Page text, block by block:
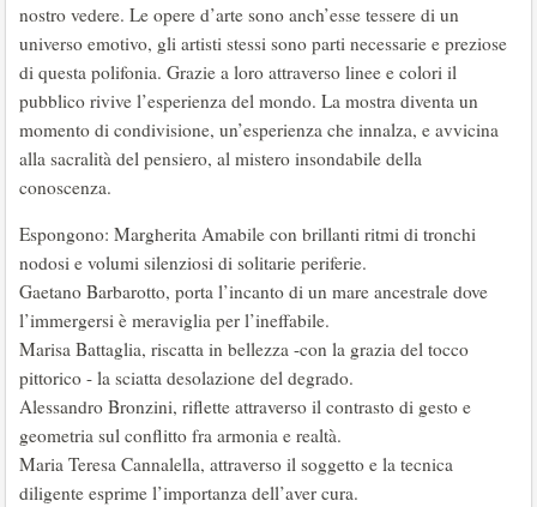
nostro vedere. Le opere d’arte sono anch’esse tessere di un
universo emotivo, gli artisti stessi sono parti necessarie e preziose
di questa polifonia. Grazie a loro attraverso linee e colori il
pubblico rivive l’esperienza del mondo. La mostra diventa un
momento di condivisione, un’esperienza che innalza, e avvicina
alla sacralità del pensiero, al mistero insondabile della
conoscenza.
Espongono: Margherita Amabile con brillanti ritmi di tronchi
nodosi e volumi silenziosi di solitarie periferie.
Gaetano Barbarotto, porta l’incanto di un mare ancestrale dove
l’immergersi è meraviglia per l’ineffabile.
Marisa Battaglia, riscatta in bellezza -con la grazia del tocco
pittorico - la sciatta desolazione del degrado.
Alessandro Bronzini, riflette attraverso il contrasto di gesto e
geometria sul conflitto fra armonia e realtà.
Maria Teresa Cannalella, attraverso il soggetto e la tecnica
diligente esprime l’importanza dell’aver cura.